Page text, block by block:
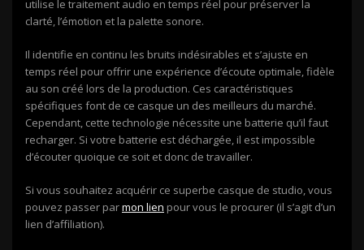
utilise le traitement audio en temps réel pour préserver la
clarté, l’émotion et la palette sonore.
Il identifie en continu les bruits indésirables et s’ajuste en
temps réel pour offrir une expérience d’écoute optimale, fidèle
au son créé lors de la production. Ces caractéristiques
spécifiques font de ce casque un des meilleurs du marché.
Cependant, cette technologie nécessite une batterie qu’il faut
recharger. Si votre batterie est déchargée, il est impossible
d’écouter quoique ce soit et donc de travailler.
Si vous souhaitez acquérir ce superbe casque de studio, vous
pouvez passer parmon lien pour vous le procurer (il s’agit d’un
lien d’affiliation).